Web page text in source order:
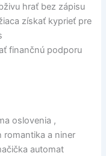
hrať bez zápisu
získať kyprieť pre
finančnú podporu
oslovenia ,
romantika a niner
automat